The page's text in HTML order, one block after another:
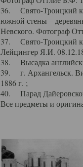
36. Свято-Троицкий
южной стены –
Невского. Фотограф
37. Свято-Троицкий
Лейцингер Я.И.
38. Высадка
39. г. Архангельск.
1886 г. ;
40. Парад
Все предметы и